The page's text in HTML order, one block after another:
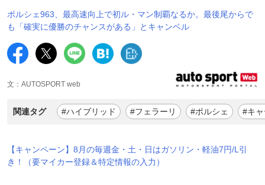
ポルシェ963、最高速向上で初ル・マン制覇なるか。最後尾からで
も「確実に優勝のチャンスがある」とキャンベル
文：AUTOSPORT web
関連タグ #ハイブリッド #フェラーリ #ポルシェ #キ
【キャンペーン】8月の毎週金・土・日はガソリン・軽油7円/L引
き！（要マイカー登録＆特定情報の入力）